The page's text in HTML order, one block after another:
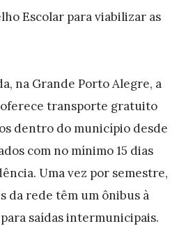
Escolar para viabilizar as
na Grande Porto Alegre, a
transporte gratuito
dentro do município desde
com no mínimo 15 dias
Uma vez por semestre,
da rede têm um ônibus à
saídas intermunicipais.